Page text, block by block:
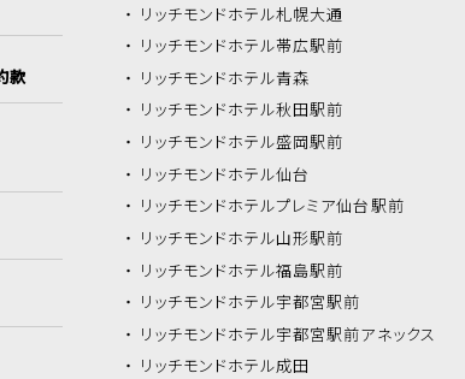
款
リッチモンドホテル札幌大通
リッチモンドホテル帯広駅前
リッチモンドホテル青森
リッチモンドホテル秋田駅前
リッチモンドホテル盛岡駅前
リッチモンドホテル仙台
リッチモンドホテルプレミア仙台駅前
リッチモンドホテル山形駅前
リッチモンドホテル福島駅前
リッチモンドホテル宇都宮駅前
リッチモンドホテル宇都宮駅前アネックス
リッチモンドホテル成田